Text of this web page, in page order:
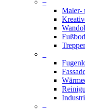
–
Maler-
–
–